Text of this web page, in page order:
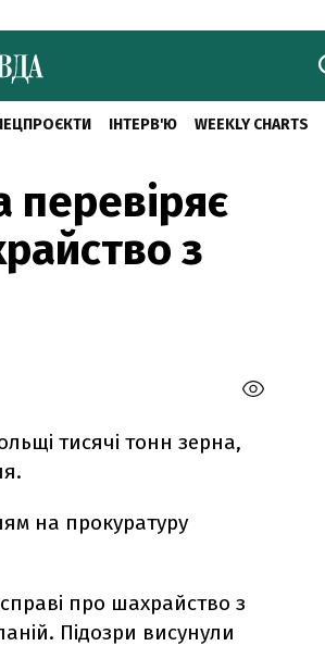
ІНТЕРВ'Ю WEEKLY CHARTS
перевіряє
з
тисячі тонн зерна,
на прокуратуру
про шахрайство з
Підозри висунули